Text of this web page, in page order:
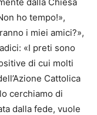
ho tempo!»,
i miei amici?»,
«I preti sono
di cui molti
Cattolica
cerchiamo di
dalla fede, vuole